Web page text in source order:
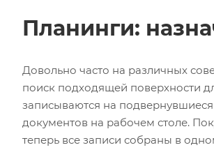
Планинги:
Довольно часто на различных
поиск подходящей поверхности
записываются на
документов на рабочем столе.
теперь все записи собраны в